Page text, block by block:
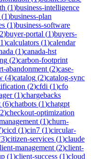
(1)business-intelligence
(1)business-plan
(1)business-software
2)buyer-portal (1)buyers-
1)calculators (1)calendar
(1)canada-hst
(2)carbon-footprint
abandonment (2)case-
(4)catalog (2)catalog-sync
(2)cfdi (1)cfo
(1)chargebacks
(6)chatbots (1)chatgpt
2)checkout-optimization
(1)churn-
)cicd (1)cin7 (1)circular-
3)citizen-services (1)claude
management (2)client-
(1)client-success (1)cloud